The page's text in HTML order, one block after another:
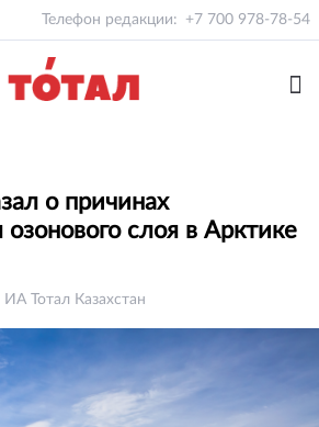
Телефон редакции: +7 700 978-78-54
о причинах
озонового слоя в Арктике
ИА Тотал Казахстан